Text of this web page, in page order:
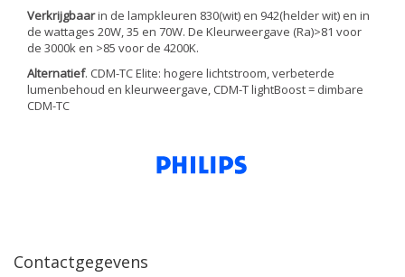
Verkrijgbaarin de lampkleuren 830(wit) en 942(helder wit) en in
de wattages 20W, 35 en 70W. De Kleurweergave (Ra)>81 voor
de 3000k en >85 voor de 4200K.
Alternatief. CDM-TC Elite: hogere lichtstroom, verbeterde
lumenbehoud en kleurweergave, CDM-T lightBoost = dimbare
CDM-TC
Contactgegevens